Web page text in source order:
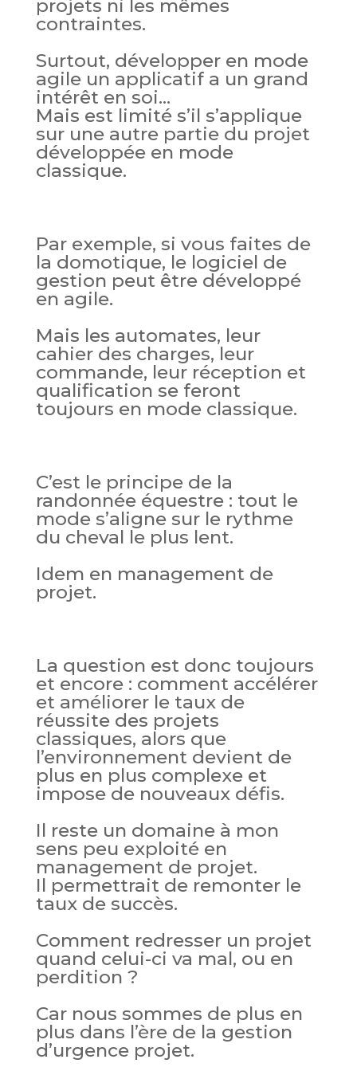
projets ni les mêmes
contraintes.
Surtout, développer en mode
agile un applicatif a un grand
intérêt en soi…
Mais est limité s’il s’applique
sur une autre partie du projet
développée en mode
classique.
Par exemple, si vous faites de
la domotique, le logiciel de
gestion peut être développé
en agile.
Mais les automates, leur
cahier des charges, leur
commande, leur réception et
qualification se feront
toujours en mode classique.
C’est le principe de la
randonnée équestre : tout le
mode s’aligne sur le rythme
du cheval le plus lent.
Idem en management de
projet.
La question est donc toujours
et encore : comment accélérer
et améliorer le taux de
réussite des projets
classiques, alors que
l’environnement devient de
plus en plus complexe et
impose de nouveaux défis.
Il reste un domaine à mon
sens peu exploité en
management de projet.
Il permettrait de remonter le
taux de succès.
Comment redresser un projet
quand celui-ci va mal, ou en
perdition ?
Car nous sommes de plus en
plus dans l’ère de la gestion
d’urgence projet.